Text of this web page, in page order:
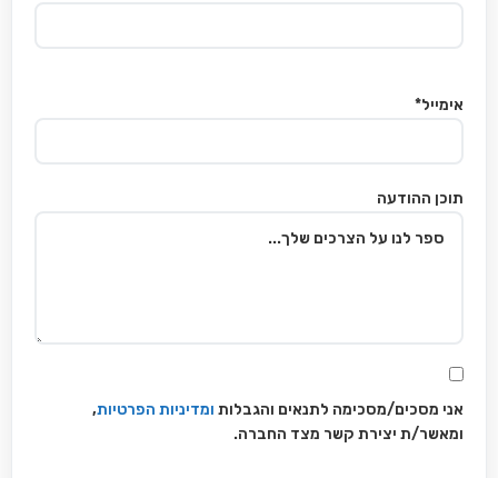
אימייל*
תוכן ההודעה
אני מסכים/מסכימה לתנאים והגבלות ומדיניות הפרטיות,
ומאשר/ת יצירת קשר מצד החברה.